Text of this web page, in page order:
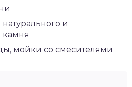
и
камня
мойки со смесителями